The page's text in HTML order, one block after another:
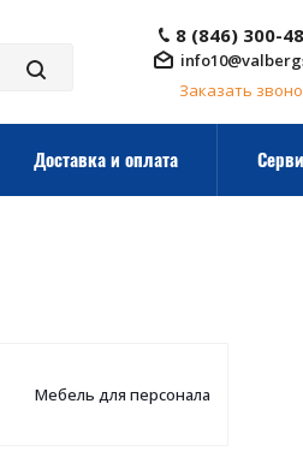
8 (846) 300-
Заказать
Доставка и оплата
Мебель для персонала